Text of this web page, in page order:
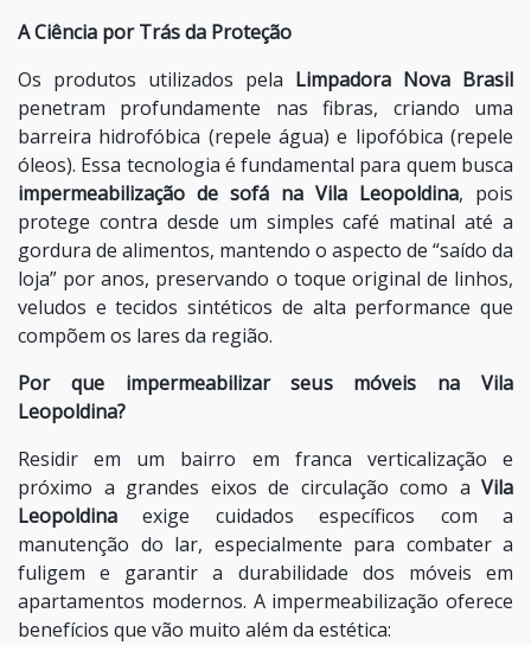
A Ciência por Trás da Proteção
Os produtos utilizados pela Limpadora Nova Brasil
penetram profundamente nas fibras, criando uma
barreira hidrofóbica (repele água) e lipofóbica (repele
óleos). Essa tecnologia é fundamental para quem busca
impermeabilização de sofá na Vila Leopoldina, pois
protege contra desde um simples café matinal até a
gordura de alimentos, mantendo o aspecto de “saído da
loja” por anos, preservando o toque original de linhos,
veludos e tecidos sintéticos de alta performance que
compõem os lares da região.
Por que impermeabilizar seus móveis na Vila
Leopoldina?
Residir em um bairro em franca verticalização e
próximo a grandes eixos de circulação como a Vila
Leopoldina exige cuidados específicos com a
manutenção do lar, especialmente para combater a
fuligem e garantir a durabilidade dos móveis em
apartamentos modernos. A impermeabilização oferece
benefícios que vão muito além da estética: